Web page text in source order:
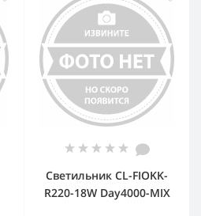
Светильник CL-FIOKK-
R220-18W Day4000-MIX